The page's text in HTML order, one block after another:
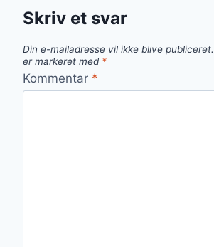
Skriv et svar
Din e-mailadresse vil ikke blive publiceret.
er markeret med *
Kommentar *